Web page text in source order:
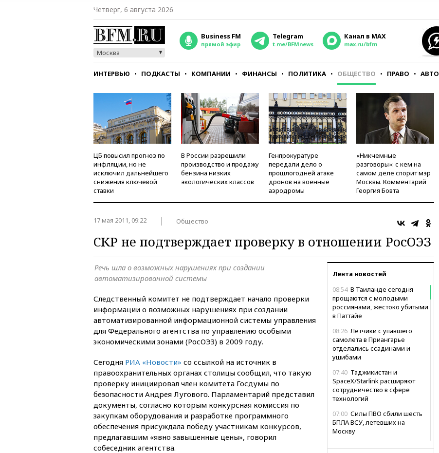
Четверг, 6 августа 2026
Москва
Business FM
прямой эфир
Telegram
t.me/BFMnews
Канал в MAX
max.ru/bfm
ИНТЕРВЬЮ ПОДКАСТЫ КОМПАНИИ ФИНАНСЫ ПОЛИТИКА ОБЩЕСТВО ПРАВО АВТО
СТИЛЬ ТЕСТЫ
ЦБ повысил прогноз по
инфляции, но не
исключил дальнейшего
снижения ключевой
ставки
В России разрешили
производство и продажу
бензина низких
экологических классов
Генпрокуратуре
передали дело о
прошлогодней атаке
дронов на военные
аэродромы
«Никчемные
разговоры»: с кем на
самом деле спорит мэр
Москвы. Комментарий
Георгия Бовта
17 мая 2011, 09:22 Общество
СКР не подтверждает проверку в отношении РосОЭЗ
Лента новостей
08:54 В Таиланде сегодня
прощаются с молодыми
россиянами, жестоко убитыми
в Паттайе
08:26 Летчики с упавшего
самолета в Приангарье
отделались ссадинами и
ушибами
07:40 Таджикистан и
SpaceX/Starlink расширяют
сотрудничество в сфере
технологий
07:00 Силы ПВО сбили шесть
БПЛА ВСУ, летевших на
Москву
Речь шла о возможных нарушениях при создании
автоматизированной системы
Следственный комитет не подтверждает начало проверки
информации о возможных нарушениях при создании
автоматизированной информационной системы управления
для Федерального агентства по управлению особыми
экономическими зонами (РосОЭЗ) в 2009 году.
Сегодня РИА «Новости» со ссылкой на источник в
правоохранительных органах столицы сообщил, что такую
проверку инициировал член комитета Госдумы по
безопасности Андрея Лугового. Парламентарий представил
документы, согласно которым конкурсная комиссия по
закупкам оборудования и разработке программного
обеспечения присуждала победу участникам конкурсов,
предлагавшим «явно завышенные цены», говорил
собеседник агентства.